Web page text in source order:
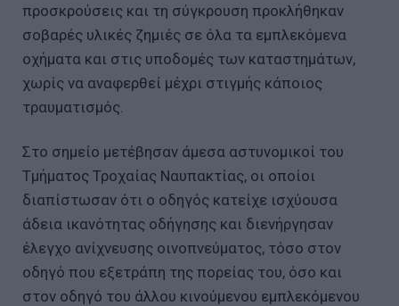
προσκρούσεις και τη σύγκρουση προκλήθηκαν
σοβαρές υλικές ζημιές σε όλα τα εμπλεκόμενα
οχήματα και στις υποδομές των καταστημάτων,
χωρίς να αναφερθεί μέχρι στιγμής κάποιος
τραυματισμός.
Στο σημείο μετέβησαν άμεσα αστυνομικοί του
Τμήματος Τροχαίας Ναυπακτίας, οι οποίοι
διαπίστωσαν ότι ο οδηγός κατείχε ισχύουσα
άδεια ικανότητας οδήγησης και διενήργησαν
έλεγχο ανίχνευσης οινοπνεύματος, τόσο στον
οδηγό που εξετράπη της πορείας του, όσο και
στον οδηγό του άλλου κινούμενου εμπλεκόμενου